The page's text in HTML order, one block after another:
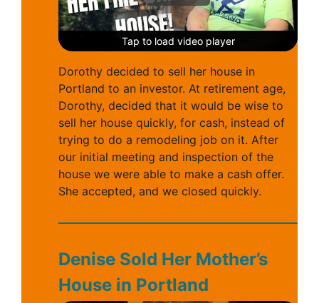
Tap to load video player
Tap to load video player
Tap to load video player
Dorothy decided to sell her house in
Portland to an investor. At retirement age,
Dorothy, decided that it would be wise to
sell her house quickly, for cash, instead of
trying to do a remodeling job on it. After
our initial meeting and inspection of the
house we were able to make a cash offer.
She accepted, and we closed quickly.
Denise Sold Her Mother’s
House in Portland